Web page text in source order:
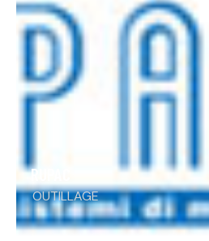
RUPAC
OUTILLAGE